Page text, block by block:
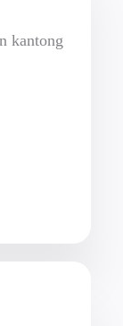
kantong